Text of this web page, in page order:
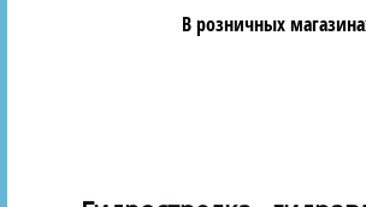
В розничных